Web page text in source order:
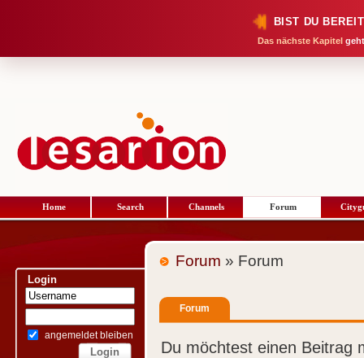
BIST DU
Das nächste Kapitel
Home Search Channels Forum
Login
angemeldet bleiben
Forum » Forum
Forum
Du möchtest einen Beitrag